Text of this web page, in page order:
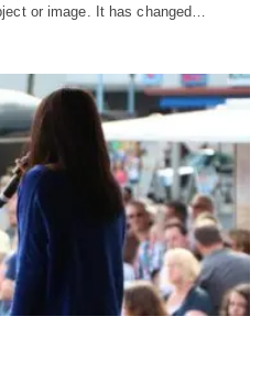
or image. It has changed…